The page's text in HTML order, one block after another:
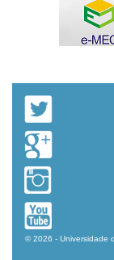
© 2026 - Universidade